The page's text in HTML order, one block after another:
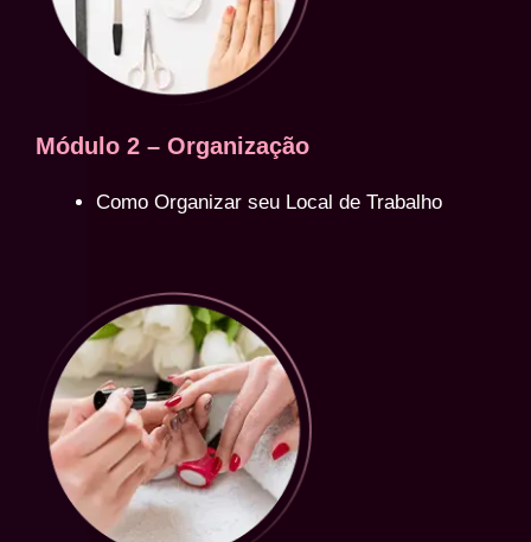
Módulo 2 – Organização
Como Organizar seu Local de Trabalho